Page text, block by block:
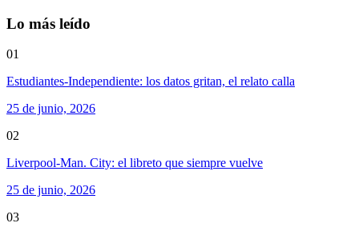
Lo más leído
01
Estudiantes-Independiente: los datos gritan, el relato calla
25 de junio, 2026
02
Liverpool-Man. City: el libreto que siempre vuelve
25 de junio, 2026
03